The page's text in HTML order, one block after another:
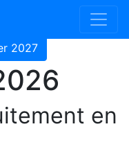
2027
en